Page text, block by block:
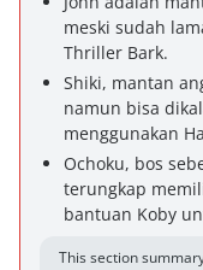
meski sudah
Thriller Bark.
Shiki, mantan
namun bisa
menggunakan
Ochoku, bos
terungkap
bantuan Koby
This section